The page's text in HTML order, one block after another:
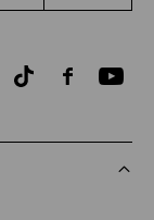
